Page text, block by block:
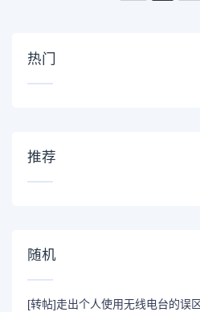
热门
推荐
随机
[转帖]走出个人使用无线电台的误